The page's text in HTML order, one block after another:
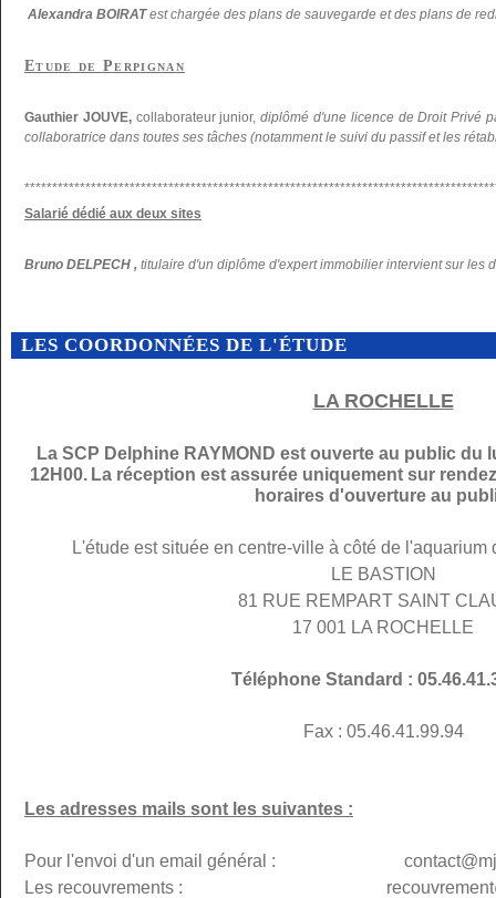
Alexandra BOIRAT est chargée des plans de sauvegarde et des plans de
Etude de Perpignan
Gauthier JOUVE, collaborateur junior, diplômé d'une licence de Droit Privé
collaboratrice dans toutes ses tâches (notamment le suivi du passif et les
Salarié dédié aux deux sites
Bruno DELPECH , titulaire d'un diplôme d'expert immobilier intervient sur les
LES COORDONNÉES DE L'ÉTUDE
LA ROCHELLE
La SCP Delphine RAYMOND est ouverte au public du
12H00. La réception est assurée uniquement sur
horaires d'ouverture au
L'étude est située en centre-ville à côté de l'aquarium
LE BASTION
81 RUE REMPART SAINT
17 001 LA ROCHELLE
Téléphone Standard :
Fax : 05.46.41.99.94
Les adresses mails sont les suivantes :
Pour l'envoi d'un email général : contact@mj-
Les recouvrements :